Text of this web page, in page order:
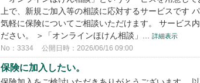
上で、新規ご加入等の相談に応対するサービスです
気軽に保険についてご相談いただけます。 サービス
ださい。 ＞「オンラインほけん相談」...
詳細表示
No：3334 公開日時：2026/06/16 09:00
保険に加入したい。